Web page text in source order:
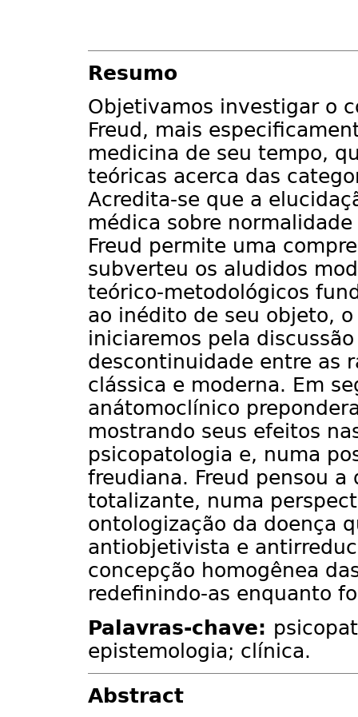
Resumo
Objetivamos investigar o
Freud, mais
medicina de seu tempo,
teóricas acerca das
Acredita-se que a
médica sobre
Freud permite uma
subverteu os aludidos
teórico-metodológicos
ao inédito de seu objeto,
iniciaremos pela
descontinuidade entre as
clássica e moderna. Em
anátomoclínico
mostrando seus efeitos
psicopatologia e, numa
freudiana. Freud pensou
totalizante, numa
ontologização da doença
antiobjetivista e
concepção homogênea
redefinindo-as enquanto
Palavras-chave:
epistemologia; clínica.
Abstract